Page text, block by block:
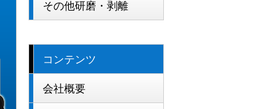
その他研磨・剥離
コンテンツ
会社概要